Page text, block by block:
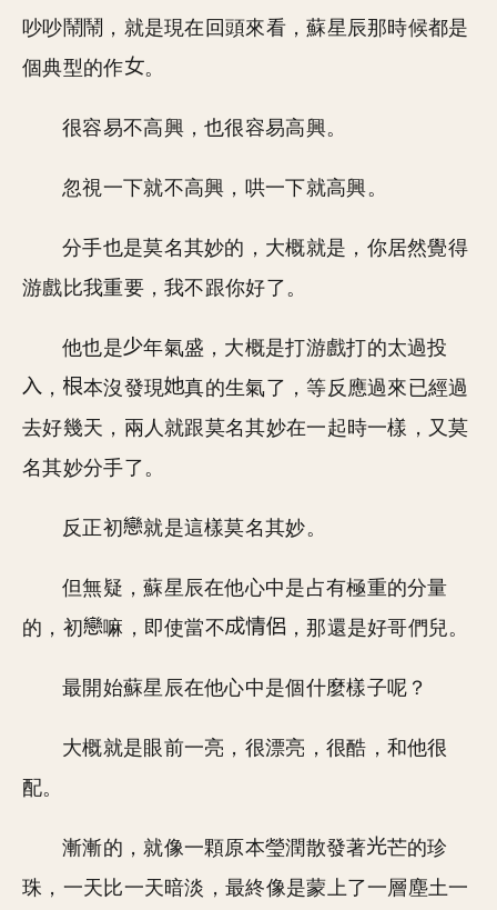
吵吵鬧鬧，就是現在回頭來看，蘇星辰那時候都是
個典型的作
。
很容易不高興，也很容易高興。
忽視一下就不高興，哄一下就高興。
分手也是莫名其妙的，大概就是，你居然覺得
游戲比我重要，我不跟你好了。
他也是
年氣盛，大概是打游戲打的太過投
，
本沒發現
真的生氣了，等反應過來已經過
去好幾天，兩人就跟莫名其妙在一起時一樣，又莫
名其妙分手了。
反正初 就是這樣莫名其妙。
但無疑，蘇星辰在他心中是占有極重的分量
的，初
嘛，即使當不 ，那還是好哥們兒。
最開始蘇星辰在他心中是個什麼樣子呢？
大概就是眼前一亮，很漂亮，很酷，和他很
配。
漸漸的，就像一顆原本瑩潤散發著
芒的珍
珠，一天比一天暗淡，最終像是蒙上了一層塵土一